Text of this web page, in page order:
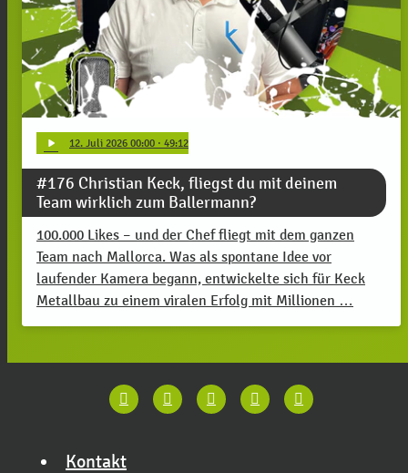
play_arrow 12. Juli 2026 00:00 · 49:12
#176 Christian Keck, fliegst du mit deinem
Team wirklich zum Ballermann?
100.000 Likes – und der Chef fliegt mit dem ganzen
Team nach Mallorca. Was als spontane Idee vor
laufender Kamera begann, entwickelte sich für Keck
Metallbau zu einem viralen Erfolg mit Millionen …
Kontakt